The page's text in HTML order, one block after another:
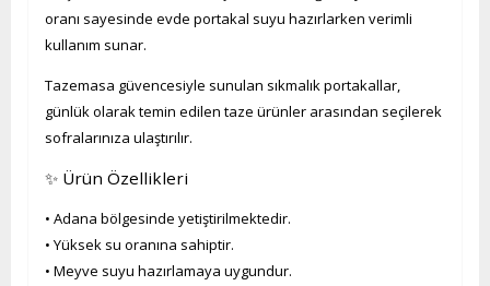
oranı sayesinde evde portakal suyu hazırlarken verimli
kullanım sunar.
Tazemasa güvencesiyle sunulan sıkmalık portakallar,
günlük olarak temin edilen taze ürünler arasından seçilerek
sofralarınıza ulaştırılır.
✨ Ürün Özellikleri
• Adana bölgesinde yetiştirilmektedir.
• Yüksek su oranına sahiptir.
• Meyve suyu hazırlamaya uygundur.